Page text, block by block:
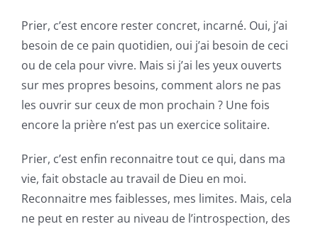
Prier, c’est encore rester concret, incarné. Oui, j’ai
besoin de ce pain quotidien, oui j’ai besoin de ceci
ou de cela pour vivre. Mais si j’ai les yeux ouverts
sur mes propres besoins, comment alors ne pas
les ouvrir sur ceux de mon prochain ? Une fois
encore la prière n’est pas un exercice solitaire.
Prier, c’est enfin reconnaitre tout ce qui, dans ma
vie, fait obstacle au travail de Dieu en moi.
Reconnaitre mes faiblesses, mes limites. Mais, cela
ne peut en rester au niveau de l’introspection, des